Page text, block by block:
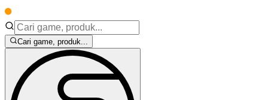
Cari game, produk...